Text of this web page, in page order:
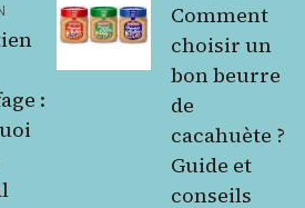
:
Comment
choisir un
bon beurre
de
cacahuète ?
Guide et
conseils